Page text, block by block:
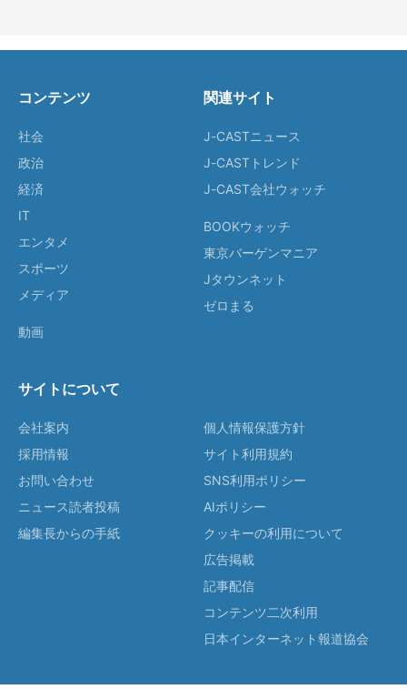
コンテンツ
社会
政治
経済
IT
エンタメ
スポーツ
メディア
動画
関連サイト
J-CASTニュース
J-CASTトレンド
J-CAST会社ウォッチ
BOOKウォッチ
東京バーゲンマニア
Jタウンネット
ゼロまる
サイトについて
会社案内
採用情報
お問い合わせ
ニュース読者投稿
編集長からの手紙
個人情報保護方針
サイト利用規約
SNS利用ポリシー
AIポリシー
クッキーの利用について
広告掲載
記事配信
コンテンツ二次利用
日本インターネット報道協会